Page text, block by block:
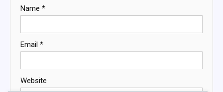
Name *
Email *
Website